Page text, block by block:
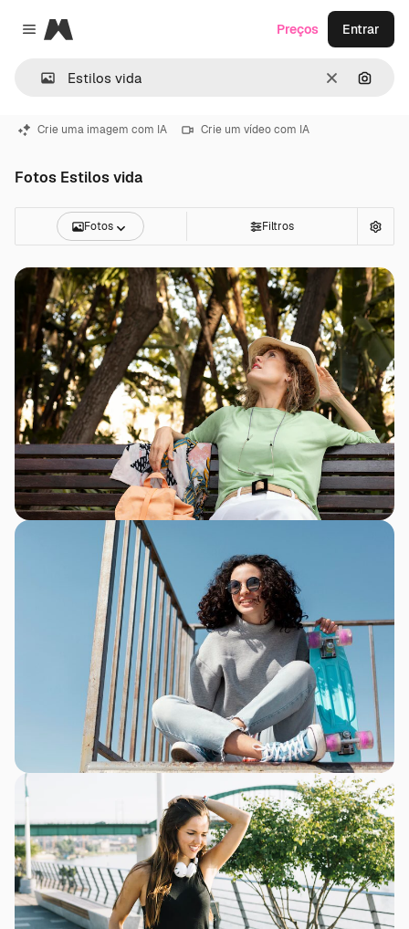
Close menu
Magnific
Limpar
Preços Entrar
Crie uma imagem com IA Crie um vídeo com IA
Fotos Estilos vida
Fotos Filtros